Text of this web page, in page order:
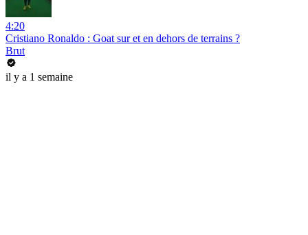
4:20
Cristiano Ronaldo : Goat sur et en dehors de terrains ?
Brut
il y a 1 semaine